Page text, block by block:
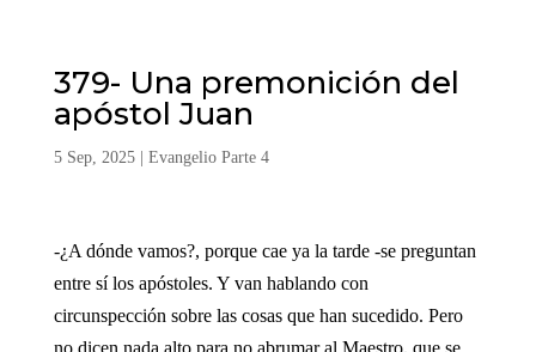
379- Una premonición del
apóstol Juan
5 Sep, 2025| Evangelio Parte 4
-¿A dónde vamos?, porque cae ya la tarde -se preguntan
entre sí los apóstoles. Y van hablando con
circunspección sobre las cosas que han sucedido. Pero
no dicen nada alto para no abrumar al Maestro, que se